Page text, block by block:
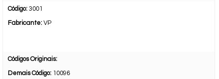
Código: 3001
Fabricante: VP
Códigos Originais:
Demais Código: 10096